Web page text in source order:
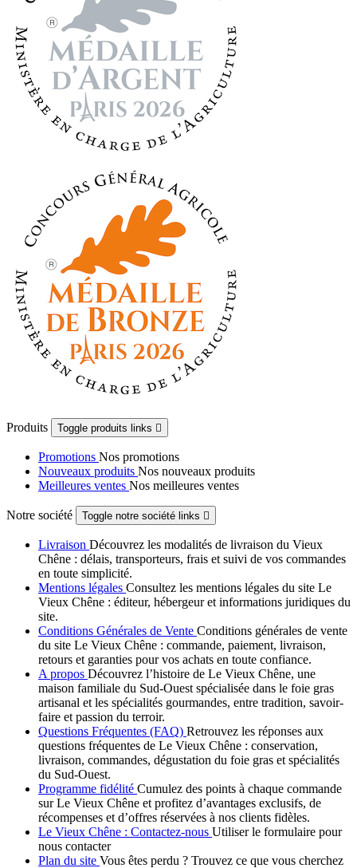
Produits Toggle produits links 
Promotions Nos promotions
Nouveaux produits Nos nouveaux produits
Meilleures ventes Nos meilleures ventes
Notre société Toggle notre société links 
Livraison Découvrez les modalités de livraison du Vieux
Chêne : délais, transporteurs, frais et suivi de vos commandes
en toute simplicité.
Mentions légales Consultez les mentions légales du site Le
Vieux Chêne : éditeur, hébergeur et informations juridiques du
site.
Conditions Générales de Vente Conditions générales de vente
du site Le Vieux Chêne : commande, paiement, livraison,
retours et garanties pour vos achats en toute confiance.
A propos Découvrez l’histoire de Le Vieux Chêne, une
maison familiale du Sud-Ouest spécialisée dans le foie gras
artisanal et les spécialités gourmandes, entre tradition, savoir-
faire et passion du terroir.
Questions Fréquentes (FAQ) Retrouvez les réponses aux
questions fréquentes de Le Vieux Chêne : conservation,
livraison, commandes, dégustation du foie gras et spécialités
du Sud-Ouest.
Programme fidélité Cumulez des points à chaque commande
sur Le Vieux Chêne et profitez d’avantages exclusifs, de
récompenses et d’offres réservées à nos clients fidèles.
Le Vieux Chêne : Contactez-nous Utiliser le formulaire pour
nous contacter
Plan du site Vous êtes perdu ? Trouvez ce que vous cherchez